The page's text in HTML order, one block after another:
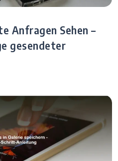
Anfragen Sehen –
gesendeter